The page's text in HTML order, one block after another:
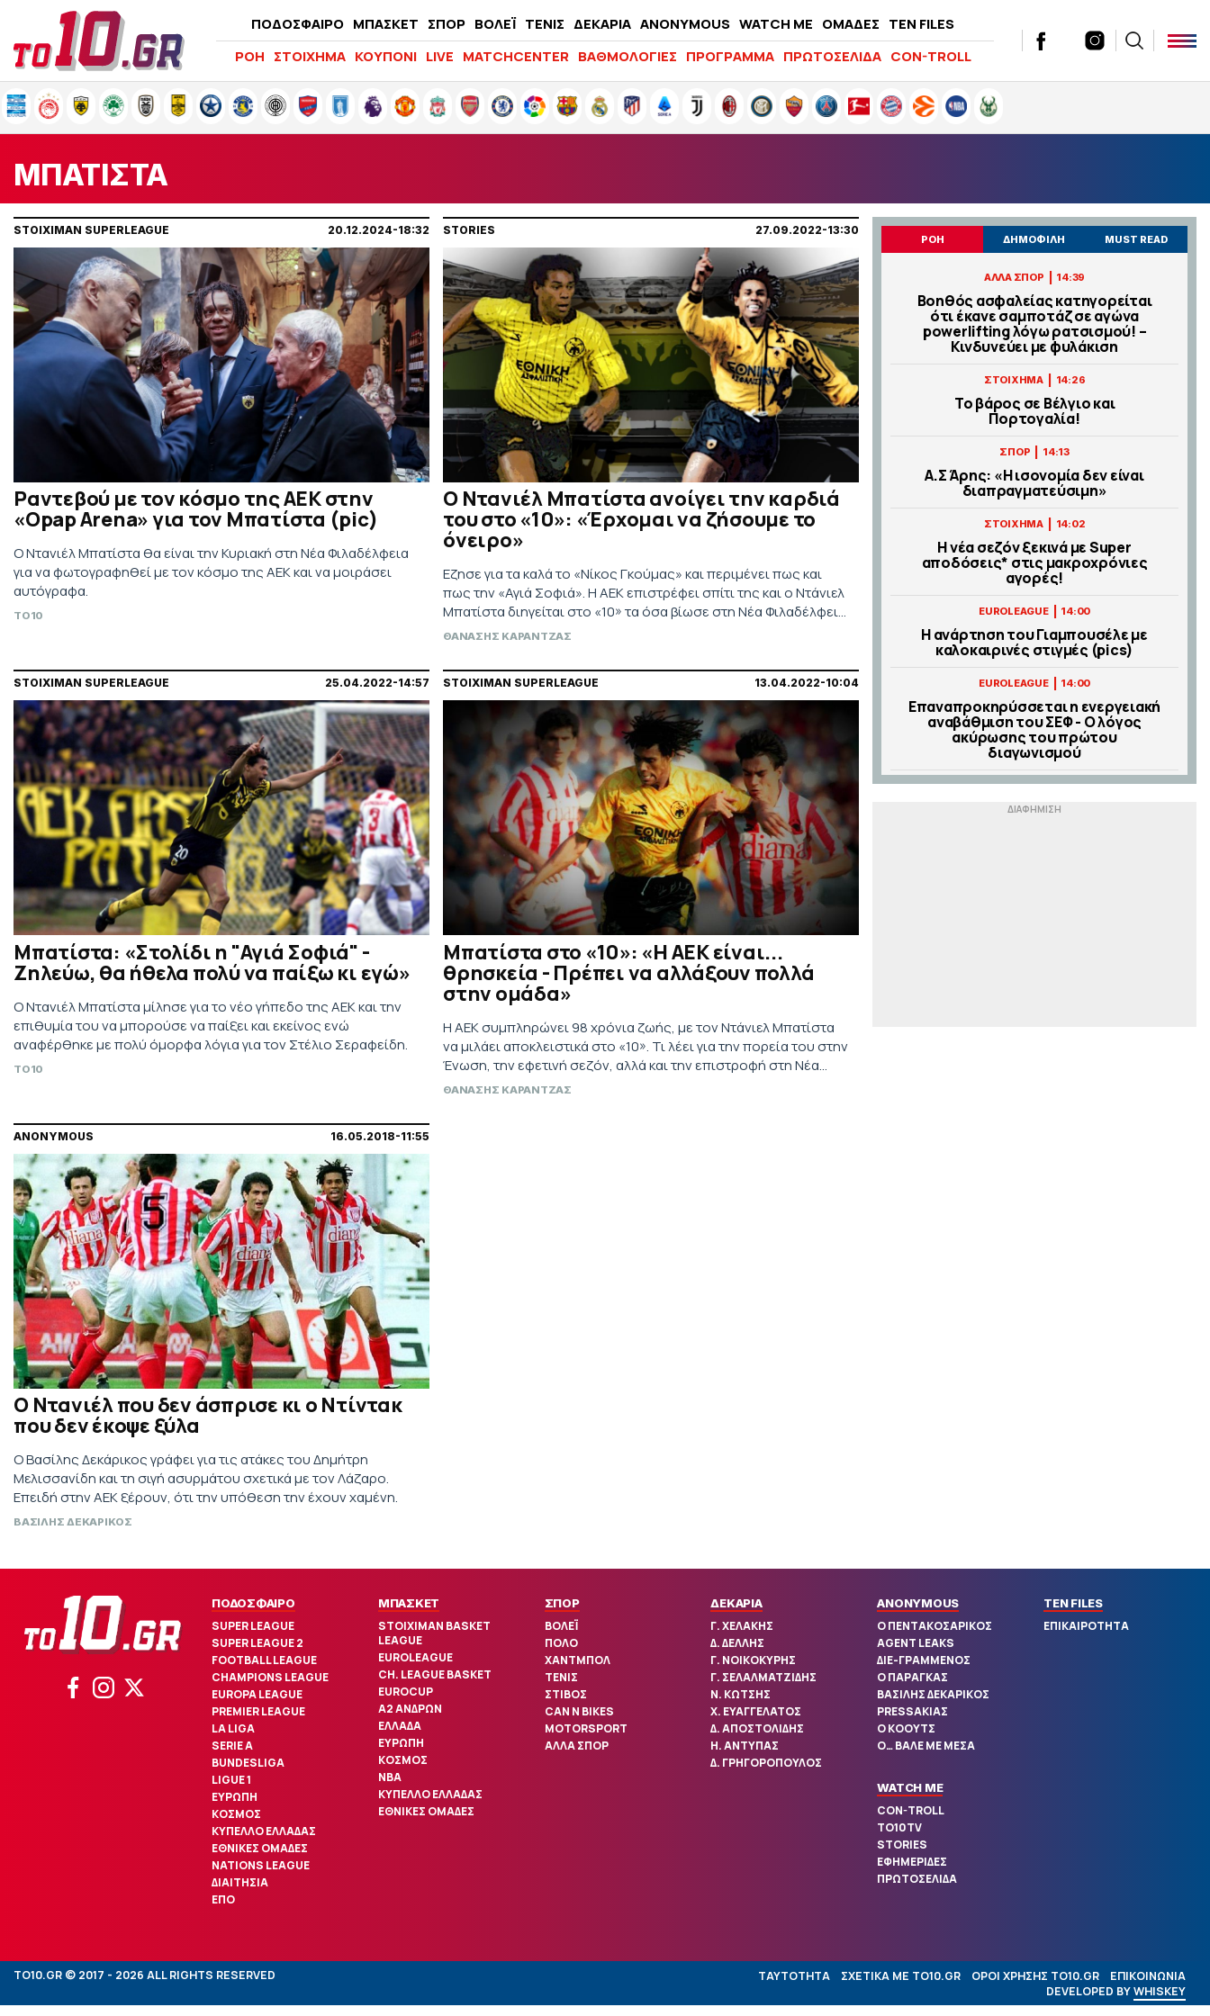
ΠΟΔΟΣΦΑΙΡΟ ΜΠΑΣΚΕΤ ΣΠΟΡ ΒΟΛΕΪ ΤΕΝΙΣ ΔΕΚΑΡΙΑ ANONYMOUS WATCH ME ΟΜΑΔΕΣ TEN FILES
LIFEWITNESS
ΡΟΗ ΣΤΟΙΧΗΜΑ ΚΟΥΠΟΝΙ LIVE MATCHCENTER ΒΑΘΜΟΛΟΓΙΕΣ ΠΡΟΓΡΑΜΜΑ ΠΡΩΤΟΣΕΛΙΔΑ CON-TROLL
ΜΠΑΤΙΣΤΑ
STOIXIMAN SUPERLEAGUE 20.12.2024-18:32
Ραντεβού με τον κόσμο της ΑΕΚ στην
«Opap Arena» για τον Μπατίστα (pic)
Ο Ντανιέλ Μπατίστα θα είναι την Κυριακή στη Νέα Φιλαδέλφεια
για να φωτογραφηθεί με τον κόσμο της ΑΕΚ και να μοιράσει
αυτόγραφα.
TO10
STORIES 27.09.2022-13:30
Ο Ντανιέλ Μπατίστα ανοίγει την καρδιά
του στο «10»: «Έρχομαι να ζήσουμε το
όνειρο»
Εζησε για τα καλά το «Νίκος Γκούμας» και περιμένει πως και
πως την «Αγιά Σοφιά». Η ΑΕΚ επιστρέφει σπίτι της και ο Ντάνιελ
Μπατίστα διηγείται στο «10» τα όσα βίωσε στη Νέα Φιλαδέλφεια.
Το γκολ με την Τορίνο, η καυτή ατμόσφαιρα των
ΘΑΝΑΣΗΣ ΚΑΡΑΝΤΖΑΣ
STOIXIMAN SUPERLEAGUE 25.04.2022-14:57
Μπατίστα: «Στολίδι η "Αγιά Σοφιά" -
Ζηλεύω, θα ήθελα πολύ να παίξω κι εγώ»
Ο Ντανιέλ Μπατίστα μίλησε για το νέο γήπεδο της ΑΕΚ και την
επιθυμία του να μπορούσε να παίξει και εκείνος ενώ
αναφέρθηκε με πολύ όμορφα λόγια για τον Στέλιο Σεραφείδη.
TO10
STOIXIMAN SUPERLEAGUE 13.04.2022-10:04
Μπατίστα στο «10»: «Η ΑΕΚ είναι...
θρησκεία - Πρέπει να αλλάξουν πολλά
στην ομάδα»
Η ΑΕΚ συμπληρώνει 98 χρόνια ζωής, με τον Ντάνιελ Μπατίστα
να μιλάει αποκλειστικά στο «10». Τι λέει για την πορεία του στην
Ένωση, την εφετινή σεζόν, αλλά και την επιστροφή στη Νέα
Φιλαδέλφεια.
ΘΑΝΑΣΗΣ ΚΑΡΑΝΤΖΑΣ
ANONYMOUS 16.05.2018-11:55
Ο Ντανιέλ που δεν άσπρισε κι ο Ντίντακ
που δεν έκοψε ξύλα
Ο Βασίλης Δεκάρικος γράφει για τις ατάκες του Δημήτρη
Μελισσανίδη και τη σιγή ασυρμάτου σχετικά με τον Λάζαρο.
Επειδή στην ΑΕΚ ξέρουν, ότι την υπόθεση την έχουν χαμένη.
ΒΑΣΙΛΗΣ ΔΕΚΑΡΙΚΟΣ
ΡΟΗ ΔΗΜΟΦΙΛΗ MUST READ
ΑΛΛΑ ΣΠΟΡ 14:39
Βοηθός ασφαλείας κατηγορείται
ότι έκανε σαμποτάζ σε αγώνα
powerlifting λόγω ρατσισμού! –
Κινδυνεύει με φυλάκιση
ΣΤΟΙΧΗΜΑ 14:26
Το βάρος σε Βέλγιο και
Πορτογαλία!
ΣΠΟΡ 14:13
Α.Σ Άρης: «Η ισονομία δεν είναι
διαπραγματεύσιμη»
ΣΤΟΙΧΗΜΑ 14:02
Η νέα σεζόν ξεκινά με Super
αποδόσεις* στις μακροχρόνιες
αγορές!
EUROLEAGUE 14:00
Η ανάρτηση του Γιαμπουσέλε με
καλοκαιρινές στιγμές (pics)
EUROLEAGUE 14:00
Επαναπροκηρύσσεται η ενεργειακή
αναβάθμιση του ΣΕΦ - Ο λόγος
ακύρωσης του πρώτου
διαγωνισμού
STOIXIMAN SUPERLEAGUE | 13:47
Δεν μπορείτε να φανταστείτε τι
ΠΟΔΟΣΦΑΙΡΟ
SUPER LEAGUE
SUPER LEAGUE 2
FOOTBALL LEAGUE
CHAMPIONS LEAGUE
EUROPA LEAGUE
PREMIER LEAGUE
LA LIGA
SERIE A
BUNDESLIGA
LIGUE 1
ΕΥΡΩΠΗ
ΚΟΣΜΟΣ
ΚΥΠΕΛΛΟ ΕΛΛΑΔΑΣ
ΕΘΝΙΚΕΣ ΟΜΑΔΕΣ
NATIONS LEAGUE
ΔΙΑΙΤΗΣΙΑ
ΕΠΟ
ΜΠΑΣΚΕΤ
STOIXIMAN BASKET
LEAGUE
EUROLEAGUE
CH. LEAGUE BASKET
EUROCUP
Α2 ΑΝΔΡΩΝ
ΕΛΛΑΔΑ
ΕΥΡΩΠΗ
ΚΟΣΜΟΣ
NBA
ΚΥΠΕΛΛΟ ΕΛΛΑΔΑΣ
ΕΘΝΙΚΕΣ ΟΜΑΔΕΣ
ΣΠΟΡ
ΒΟΛΕΪ
ΠΟΛΟ
ΧΑΝΤΜΠΟΛ
ΤΕΝΙΣ
ΣΤΙΒΟΣ
CAN N BIKES
MOTORSPORT
ΑΛΛΑ ΣΠΟΡ
ΔΕΚΑΡΙΑ
Γ. ΧΕΛΑΚΗΣ
Δ. ΔΕΛΛΗΣ
Γ. ΝΟΙΚΟΚΥΡΗΣ
Γ. ΣΕΛΑΛΜΑΤΖΙΔΗΣ
Ν. ΚΩΤΣΗΣ
Χ. ΕΥΑΓΓΕΛΑΤΟΣ
Δ. ΑΠΟΣΤΟΛΙΔΗΣ
Η. ΑΝΤΥΠΑΣ
Δ. ΓΡΗΓΟΡΟΠΟΥΛΟΣ
ANONYMOUS
Ο ΠΕΝΤΑΚΟΣΑΡΙΚΟΣ
AGENT LEAKS
ΔΙΕ-ΓΡΑΜΜΕΝΟΣ
Ο ΠΑΡΑΓΚΑΣ
ΒΑΣΙΛΗΣ ΔΕΚΑΡΙΚΟΣ
PRESSΑΚΙΑΣ
Ο ΚΟΟΥΤΣ
Ο… ΒΑΛΕ ΜΕ ΜΕΣΑ
WATCH ME
CON-TROLL
TO10TV
STORIES
ΕΦΗΜΕΡΙΔΕΣ
ΠΡΩΤΟΣΕΛΙΔΑ
TEN FILES
ΕΠΙΚΑΙΡΟΤΗΤΑ
TO10.GR © 2017 - 2026 ALL RIGHTS RESERVED ΤΑΥΤΟΤΗΤΑ ΣΧΕΤΙΚΑ ΜΕ TO10.GR ΟΡΟΙ ΧΡΗΣΗΣ TO10.GR
ΕΠΙΚΟΙΝΩΝΙΑ
DEVELOPED BYWHISKEY